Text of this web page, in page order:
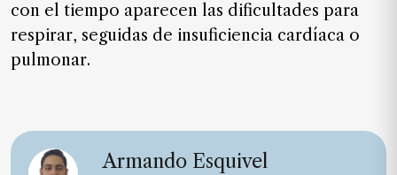
con el tiempo aparecen las dificultades para
respirar, seguidas de insuficiencia cardíaca o
pulmonar.
Armando Esquivel